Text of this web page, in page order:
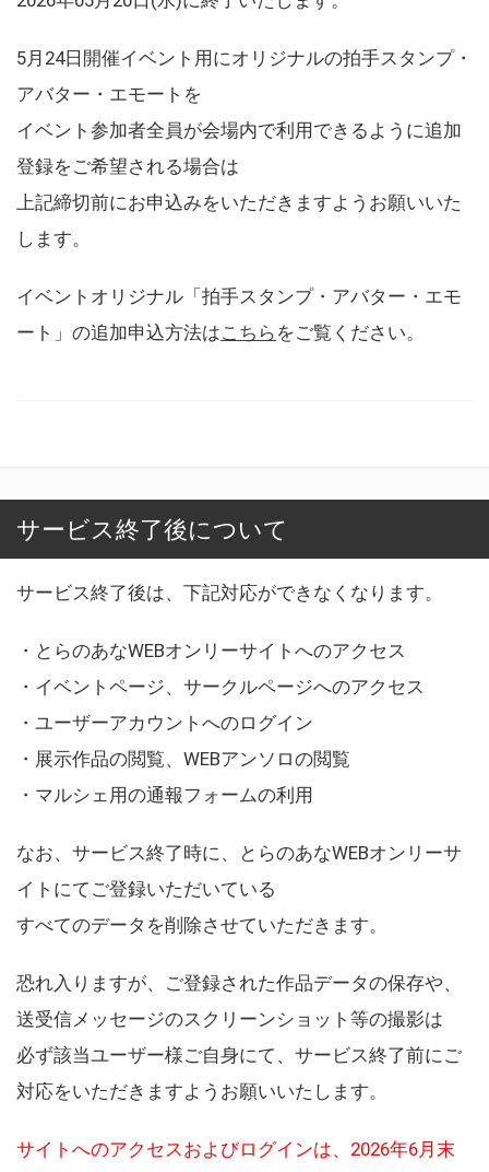
5月24日開催イベント用にオリジナルの拍手スタンプ・
アバター・エモートを
イベント参加者全員が会場内で利用できるように追加
登録をご希望される場合は
上記締切前にお申込みをいただきますようお願いいた
します。
イベントオリジナル「拍手スタンプ・アバター・エモ
ート」の追加申込方法はこちら をご覧ください。
サービス終了後について
サービス終了後は、下記対応ができなくなります。
・とらのあなWEBオンリーサイトへのアクセス
・イベントページ、サークルページへのアクセス
・ユーザーアカウントへのログイン
・展示作品の閲覧、WEBアンソロの閲覧
・マルシェ用の通報フォームの利用
なお、サービス終了時に、とらのあなWEBオンリーサ
イトにてご登録いただいている
すべてのデータを削除させていただきます。
恐れ入りますが、ご登録された作品データの保存や、
送受信メッセージのスクリーンショット等の撮影は
必ず該当ユーザー様ご自身にて、サービス終了前にご
対応をいただきますようお願いいたします。
サイトへのアクセスおよびログインは、2026年6月末